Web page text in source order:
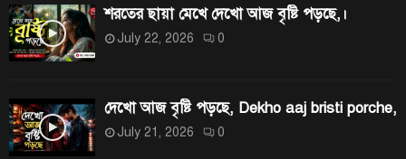
শরতের ছায়া মেখে দেখো আজ বৃষ্টি পড়ছে,।
July 22, 2026 0
দেখো আজ বৃষ্টি পড়ছে, Dekho aaj bristi porche,
July 21, 2026 0